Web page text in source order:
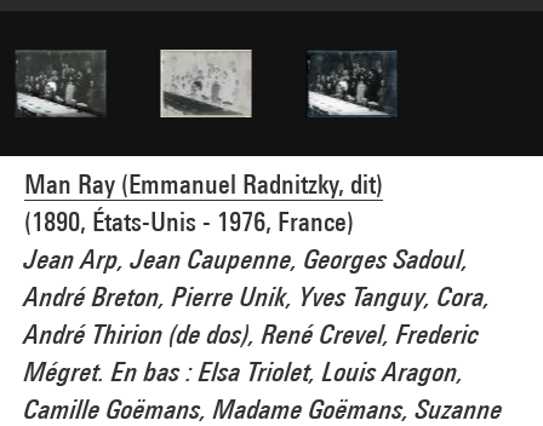
Man Ray (Emmanuel Radnitzky, dit)
(1890, États-Unis - 1976, France)
Jean Arp, Jean Caupenne, Georges Sadoul,
André Breton, Pierre Unik, Yves Tanguy, Cora,
André Thirion (de dos), René Crevel, Frederic
Mégret. En bas : Elsa Triolet, Louis Aragon,
Camille Goëmans, Madame Goëmans, Suzanne
Caption : Reproduction à partir de l'original (plaque de verre)
Photo credits : Centre Pompidou, MNAM-CCI/Service de la documentation
photographique du MNAM/Dist. GrandPalaisRmn
Image reference : 4P00032